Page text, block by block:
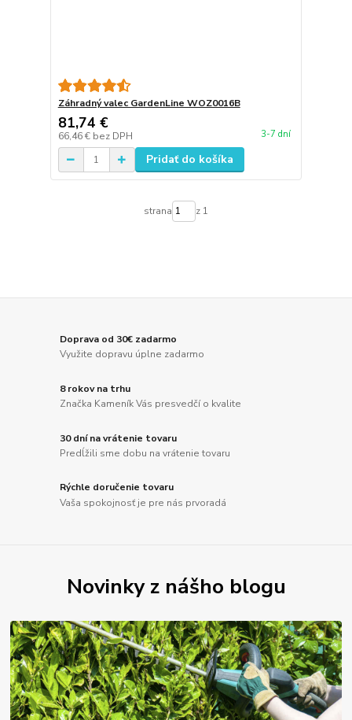
Záhradný valec GardenLine WOZ0016B
81,74 €
66,46 € bez DPH 3-7 dní
Pridať do košíka
strana z 1
Doprava od 30€ zadarmo
Využite dopravu úplne zadarmo
8 rokov na trhu
Značka Kameník Vás presvedčí o kvalite
30 dní na vrátenie tovaru
Predĺžili sme dobu na vrátenie tovaru
Rýchle doručenie tovaru
Vaša spokojnosť je pre nás prvoradá
Novinky z nášho blogu